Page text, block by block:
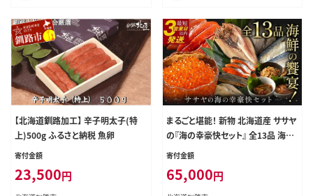
【北海道釧路加工】 辛子明太子(特
上)500g ふるさと納税 魚卵
寄付金額
23,500円
まるごと堪能！ 新物 北海道産 ササヤ
の『海の幸豪快セット』 全13品 海の
幸 いくら たらこ 明太子 鮭 ほっけ か
寄付金額
65,000円